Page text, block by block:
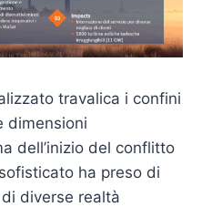
travalica i confini
dimensioni
dell’inizio del conflitto
ha preso di
diverse realtà